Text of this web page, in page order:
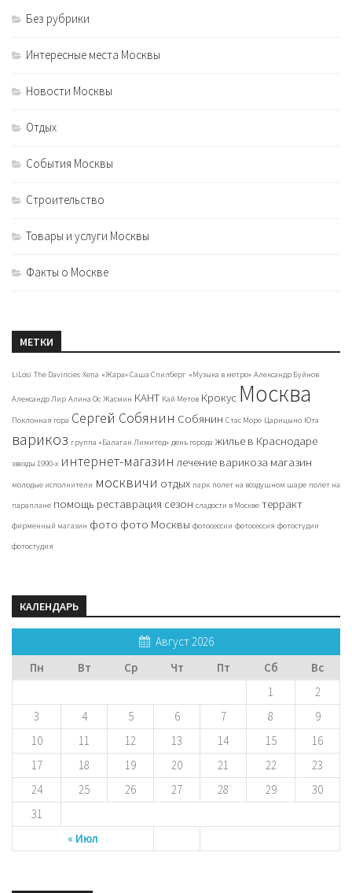
Без рубрики
Интересные места Москвы
Новости Москвы
Отдых
События Москвы
Строительство
Товары и услуги Москвы
Факты о Москве
МЕТКИ
LiLosi The Davincies Xena «Жара» Саша Спилберг «Музыка в метро» Александр Буйнов
Александр Лир Алина Ос Жасмин КАНТ Кай Метов Крокус Москва
Поклонная гора Сергей Собянин Собянин Стас Море Царицыно Юта
варикоз группа «Балаган Лимитед» день города жилье в Краснодаре
звезды 1990-х интернет-магазин лечение варикоза магазин
молодые исполнители москвичи отдых парк полет на воздушном шаре полет на
параплане помощь реставрация сезон сладости в Москве терракт
фирменный магазин фото фото Москвы фотосессии фотосессия фотостудии
фотостудия
КАЛЕНДАРЬ
Август 2026
Пн
Вт Ср Чт Пт Сб Вс
« Июл
1
2
3
4 5 6 7 8
9
10
11 12 13 14 15
16
17
18 19 20 21 22
23
24
25 26 27 28 29
30
31